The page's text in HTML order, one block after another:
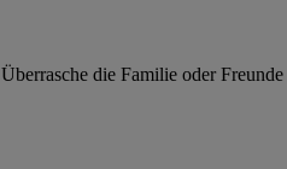
die Familie oder